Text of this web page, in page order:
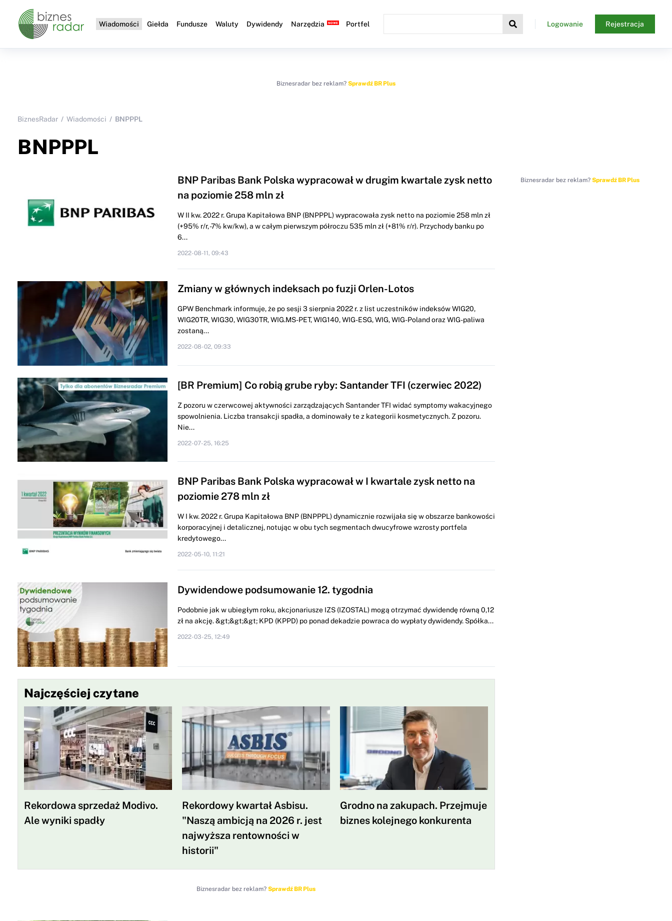
Wiadomości Giełda Fundusze Waluty Dywidendy Narzędzia Portfel Logowanie Rejestracja
Biznesradar bez reklam? Sprawdź BR Plus
BiznesRadar Wiadomości BNPPPL
BNPPPL
BNP Paribas Bank Polska wypracował w drugim kwartale zysk netto
na poziomie 258 mln zł
W II kw. 2022 r. Grupa Kapitałowa BNP (BNPPPL) wypracowała zysk netto na poziomie 258 mln zł
(+95% r/r, -7% kw/kw), a w całym pierwszym półroczu 535 mln zł (+81% r/r). Przychody banku po
6...
2022-08-11, 09:43
Zmiany w głównych indeksach po fuzji Orlen-Lotos
GPW Benchmark informuje, że po sesji 3 sierpnia 2022 r. z list uczestników indeksów WIG20,
WIG20TR, WIG30, WIG30TR, WIG.MS-PET, WIG140, WIG-ESG, WIG, WIG-Poland oraz WIG-paliwa
zostaną...
2022-08-02, 09:33
[BR Premium] Co robią grube ryby: Santander TFI (czerwiec 2022)
Z pozoru w czerwcowej aktywności zarządzających Santander TFI widać symptomy wakacyjnego
spowolnienia. Liczba transakcji spadła, a dominowały te z kategorii kosmetycznych. Z pozoru.
Nie...
2022-07-25, 16:25
BNP Paribas Bank Polska wypracował w I kwartale zysk netto na
poziomie 278 mln zł
W I kw. 2022 r. Grupa Kapitałowa BNP (BNPPPL) dynamicznie rozwijała się w obszarze bankowości
korporacyjnej i detalicznej, notując w obu tych segmentach dwucyfrowe wzrosty portfela
kredytowego...
2022-05-10, 11:21
Dywidendowe podsumowanie 12. tygodnia
Podobnie jak w ubiegłym roku, akcjonariusze IZS (IZOSTAL) mogą otrzymać dywidendę równą 0,12
zł na akcję. &gt;&gt;&gt; KPD (KPPD) po ponad dekadzie powraca do wypłaty dywidendy. Spółka...
2022-03-25, 12:49
Najczęściej czytane
Rekordowa sprzedaż Modivo.
Ale wyniki spadły
Rekordowy kwartał Asbisu.
"Naszą ambicją na 2026 r. jest
najwyższa rentowności w
historii"
Grodno na zakupach. Przejmuje
biznes kolejnego konkurenta
Biznesradar bez reklam? Sprawdź BR Plus
Biznesradar bez reklam? Sprawdź BR Plus